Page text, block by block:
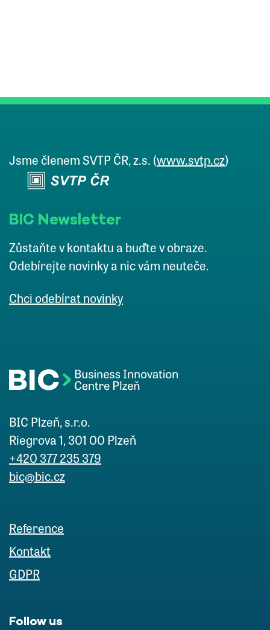
Jsme členem SVTP ČR, z.s. (www.svtp.cz)
BIC Newsletter
Zůstaňte v kontaktu a buďte v obraze.
Odebírejte novinky a nic vám neuteče.
Chci odebírat novinky
BIC Plzeň, s.r.o.
Riegrova 1, 301 00 Plzeň
+420 377 235 379
bic@bic.cz
Reference
Kontakt
GDPR
Follow us